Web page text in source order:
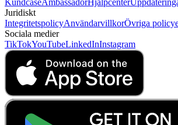
Juridiskt
IntegritetspolicyAnvändarvillkorÖvriga
Sociala medier
TikTokYouTubeLinkedInInstagram